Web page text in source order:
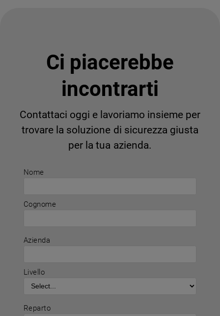
Nome
Cognome
Azienda
Livello
Reparto
Ci piacerebbe
incontrarti
Contattaci oggi e lavoriamo insieme per
trovare la soluzione di sicurezza giusta
per la tua azienda.